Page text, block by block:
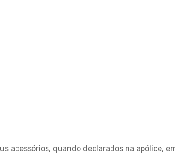
acessórios, quando declarados na apólice,